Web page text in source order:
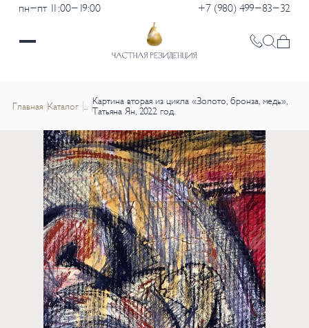
пн-пт 11:00-19:00 +7 (980) 499-83-32
Главная Каталог
Картина вторая из цикла «Золото, бронза, медь»,
Татьяна Ян, 2022 год.